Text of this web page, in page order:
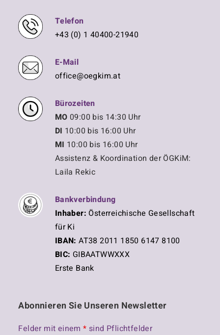
Telefon
+43 (0) 1 40400-21940
E-Mail
office@oegkim.at
Bürozeiten
MO 09:00 bis 14:30 Uhr
DI 10:00 bis 16:00 Uhr
MI 10:00 bis 16:00 Uhr
Assistenz & Koordination der ÖGKiM:
Laila Rekic
Bankverbindung
Inhaber: Österreichische Gesellschaft
für Ki
IBAN: AT38 2011 1850 6147 8100
BIC: GIBAATWWXXX
Erste Bank
Abonnieren Sie Unseren Newsletter
Felder mit einem* sind Pflichtfelder